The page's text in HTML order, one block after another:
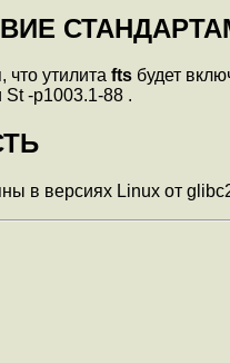
что утилита fts будет
-p1003.1-88 .
в версиях Linux от